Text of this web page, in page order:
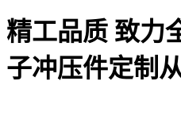
精工品质 致力
子冲压件定制